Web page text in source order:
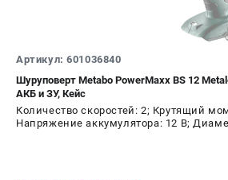
Артикул: 601036840
Шуруповерт Metabo PowerMaxx BS 12
АКБ и ЗУ, Кейс
Количество скоростей: 2; Крутящий
Напряжение аккумулятора: 12 В;